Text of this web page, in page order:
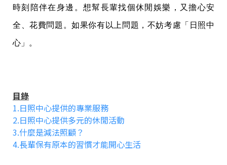
時刻陪伴在身邊。想幫長輩找個休閒娛樂，又擔心安
全、花費問題。如果你有以上問題，不妨考慮「日照中
心」。
目錄
1.日照中心提供的專業服務
2.日照中心提供多元的休閒活動
3.什麼是減法照顧？
4.長輩保有原本的習慣才能開心生活